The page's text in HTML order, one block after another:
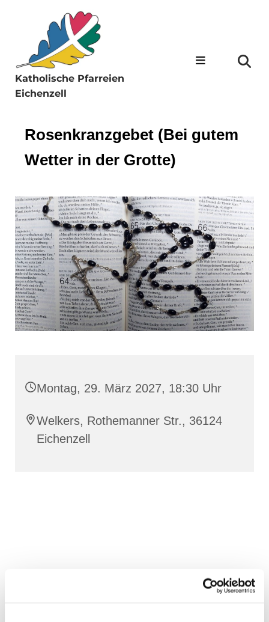
Katholische Pfarreien
Eichenzell
Rosenkranzgebet (Bei gutem
Wetter in der Grotte)
Montag, 29. März 2027, 18:30 Uhr
Welkers, Rothemanner Str., 36124
Eichenzell